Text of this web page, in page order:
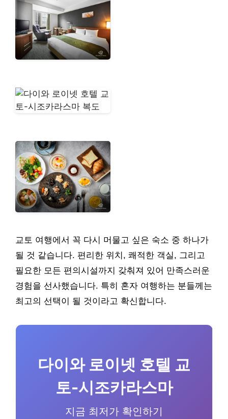
교토 여행에서 꼭 다시 머물고 싶은 숙소 중 하나가
될 것 같습니다. 편리한 위치, 쾌적한 객실, 그리고
필요한 모든 편의시설까지 갖춰져 있어 만족스러운
경험을 선사했습니다. 특히 혼자 여행하는 분들께는
최고의 선택이 될 것이라고 확신합니다.
다이와 로이넷 호텔 교
토-시조카라스마
지금 최저가 확인하기